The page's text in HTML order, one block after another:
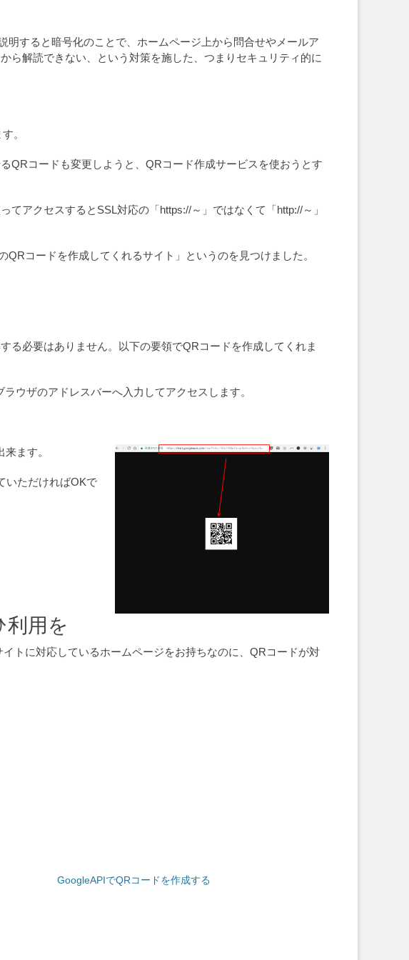
すると暗号化のことで、ホームページ上から問合せやメールア
ら解読できない、という対策を施した、つまりセキュリティ的に
。
QRコードも変更しようと、QRコード作成サービスを使おうとす
アクセスするとSSL対応の「https://～」ではなくて「http://～」
コードを作成してくれるサイト」というのを見つけました。
る必要はありません。以下の要領でQRコードを作成してくれま
ウザのアドレスバーへ入力してアクセスします。
ます。
いただければOKで
利用を
トに対応しているホームページをお持ちなのに、QRコードが対
GoogleAPIでQRコードを作成する